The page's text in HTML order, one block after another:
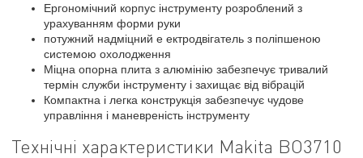
Ергономічний корпус інструменту розроблений з
урахуванням форми руки
потужний надміцний е ектродвігатель з поліпшеною
системою охолодження
Міцна опорна плита з алюмінію забезпечує тривалий
термін служби інструменту і захищає від вібрацій
Компактна і легка конструкція забезпечує чудове
управління і маневреність інструменту
Технічні характеристики Makita BO3710